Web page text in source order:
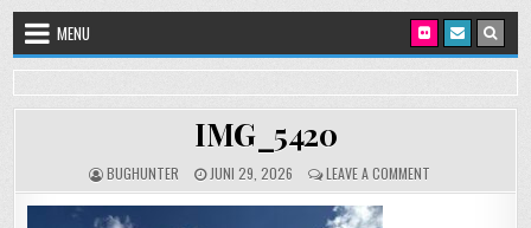
Skip to content
MENU
IMG_5420
AUTHOR:
BUGHUNTER PUBLISHED DATE:
JUNI 29, 2026 LEAVE A COMMENT